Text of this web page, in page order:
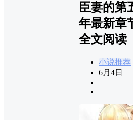
臣妻的第
年最新章
全文阅读
小说推荐
6月4日